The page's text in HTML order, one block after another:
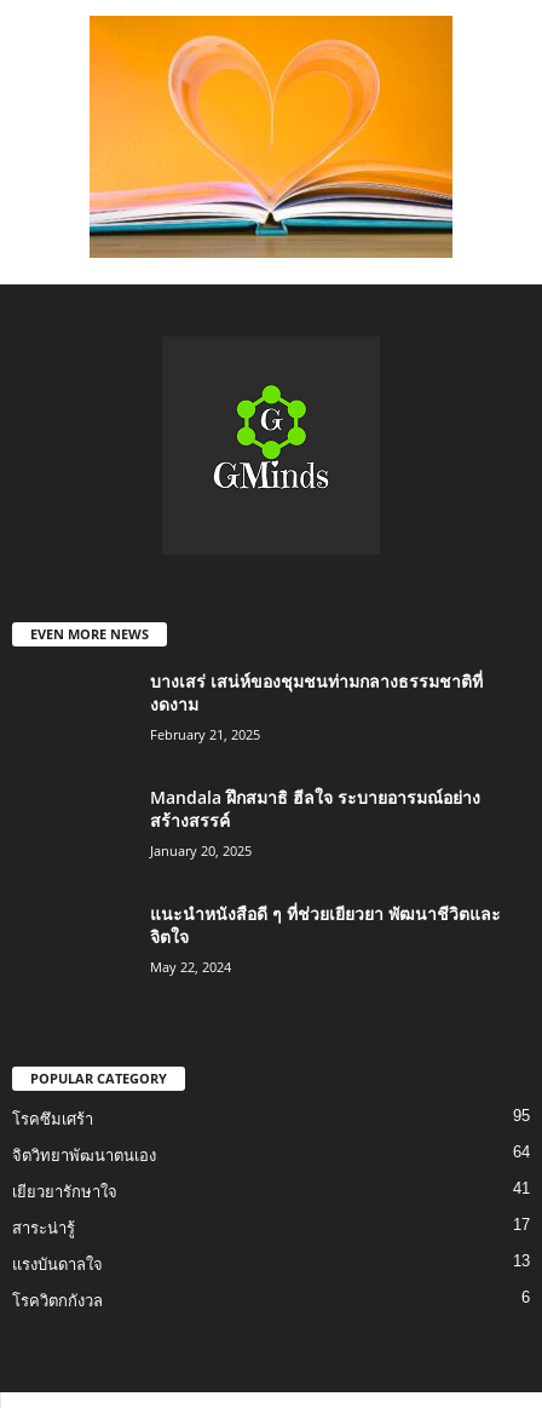
EVEN MORE NEWS
บางเสร่ เสน่ห์ของชุมชนท่ามกลางธรรมชาติที่
งดงาม
February 21, 2025
Mandala ฝึกสมาธิ ฮีลใจ ระบายอารมณ์อย่าง
สร้างสรรค์
January 20, 2025
แนะนำหนังสือดี ๆ ที่ช่วยเยียวยา พัฒนาชีวิตและ
จิตใจ
May 22, 2024
POPULAR CATEGORY
โรคซึมเศร้า 95
จิตวิทยาพัฒนาตนเอง 64
เยียวยารักษาใจ 41
สาระน่ารู้ 17
แรงบันดาลใจ 13
โรควิตกกังวล 6